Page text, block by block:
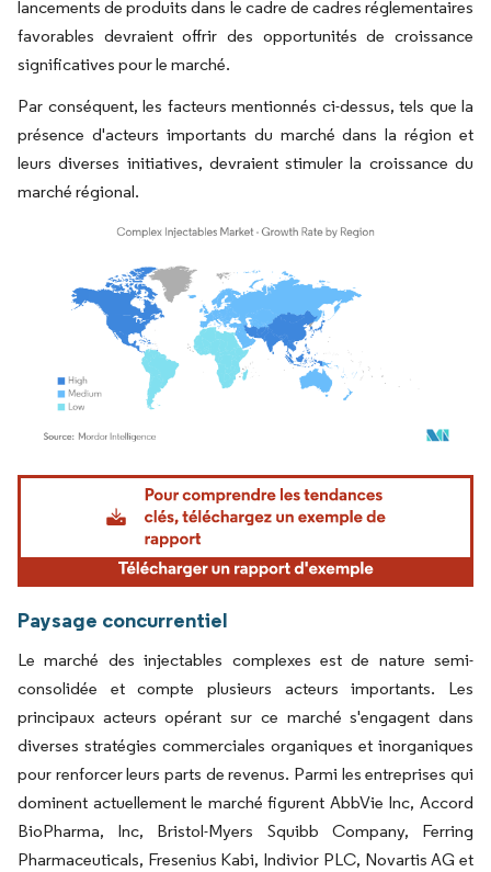
lancements de produits dans le cadre de cadres réglementaires
favorables devraient offrir des opportunités de croissance
significatives pour le marché.
Par conséquent, les facteurs mentionnés ci-dessus, tels que la
présence d'acteurs importants du marché dans la région et
leurs diverses initiatives, devraient stimuler la croissance du
marché régional.
Image © Mordor Intelligence. La réutilisation nécessite une attribution sous CC BY
Paysage concurrentiel
Le marché des injectables complexes est de nature semi-
consolidée et compte plusieurs acteurs importants. Les
principaux acteurs opérant sur ce marché s'engagent dans
diverses stratégies commerciales organiques et inorganiques
pour renforcer leurs parts de revenus. Parmi les entreprises qui
dominent actuellement le marché figurent AbbVie Inc, Accord
BioPharma, Inc, Bristol-Myers Squibb Company, Ferring
Pharmaceuticals, Fresenius Kabi, Indivior PLC, Novartis AG et